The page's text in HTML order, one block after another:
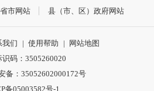
省市网站 县（市、区）政府网站
我们 | 使用帮助 |
网站地图
识码：3505260020
备：35052602000172号
备05003582号-1